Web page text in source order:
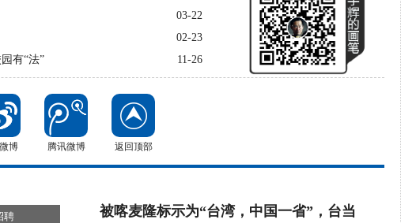
03-22
02-23
11-26
有“法”
博 腾讯微博 返回顶部
聘
被喀麦隆标示为“台湾，中国一省”，台当